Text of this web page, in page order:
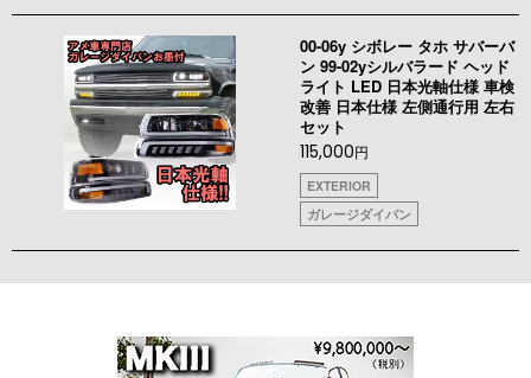
00-06y シボレー タホ サバーバ
ン 99-02yシルバラード ヘッド
ライト LED 日本光軸仕様 車検
改善 日本仕様 左側通行用 左右
セット
115,000円
EXTERIOR
ガレージダイバン